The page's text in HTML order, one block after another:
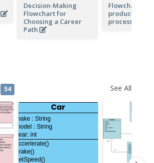
Decision-Making
Flowchart for
Choosing a Career
Path
Flowchart for
product
process
54 See All